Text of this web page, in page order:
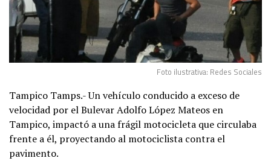
Foto ilustrativa: Redes Sociales
Tampico Tamps.- Un vehículo conducido a exceso de
velocidad por el Bulevar Adolfo López Mateos en
Tampico, impactó a una frágil motocicleta que circulaba
frente a él, proyectando al motociclista contra el
pavimento.